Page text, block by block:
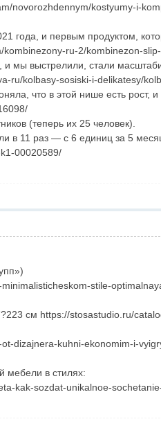
novorozhdennym/kostyumy-i-
года, и первым продуктом,
ru-2/kombinezon-
мы выстрелили, стали
ru/kolbasy-sosiski-i-delikatesy/
что в этой нише есть рост,
(теперь их 25 человек).
в 11 раз — с 6 единиц за 5
00020589/
stile-
см https://stosastudio.ru/
dizajnera-kuhni-ekonomim-i-
мебели в стилях:
kak-sozdat-unikalnoe-